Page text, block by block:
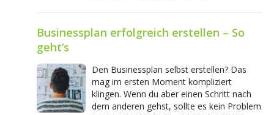
Businessplan erfolgreich erstellen – So
geht’s
Den Businessplan selbst erstellen? Das
mag im ersten Moment kompliziert
klingen. Wenn du aber einen Schritt nach
dem anderen gehst, sollte es kein Problem